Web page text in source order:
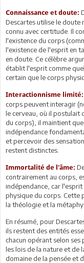
Connaissance et doute:
Descartes utilise le
connu avec certitude. Il
l'existence du corps
l'existence de l'esprit en
en doute. Ce célèbre
établit l'esprit comme
certain que le corps
Interactionnisme limité:
corps peuvent interagir
le cerveau, où il postulait
du corps), il maintient
indépendance
et percevoir des
restent distinctes.
Immortalité de l'âme:
contrairement au corps,
indépendance, car
physique du corps. Cette
la théologie et la
En résumé, pour
ils restent des entités
chacun opérant selon
les lois de la nature et de
domaine de la pensée et